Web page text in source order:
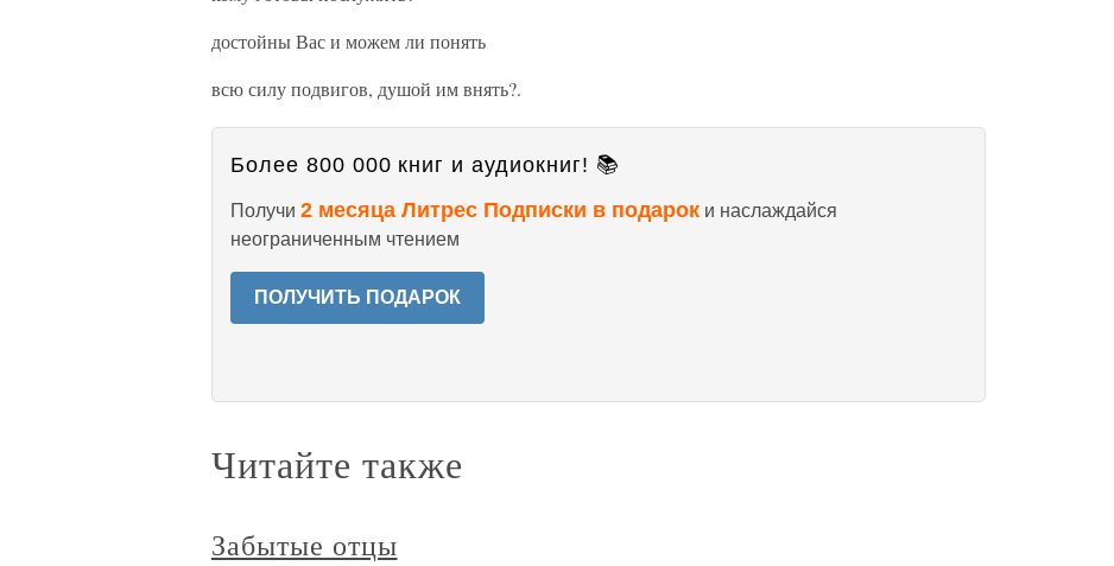
достойны Вас и можем ли понять
всю силу подвигов, душой им внять?.
Более 800 000 книг и аудиокниг! 📚
Получи 2 месяца Литрес Подписки в подарок и наслаждайся
неограниченным чтением
ПОЛУЧИТЬ ПОДАРОК
Читайте также
Забытые отцы